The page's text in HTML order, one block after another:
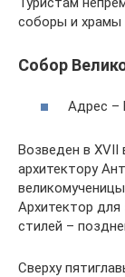
соборы и храмы
Собор
Адрес –
Возведен в XVII
архитектору
Архитектор для
стилей –
Сверху